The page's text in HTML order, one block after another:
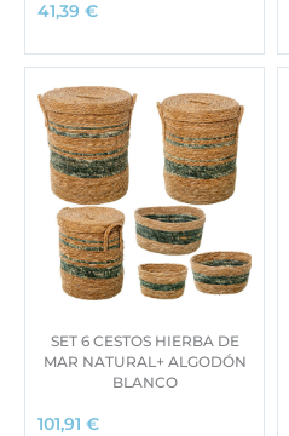
41,39 €
SET 6 CESTOS HIERBA DE
MAR NATURAL+ ALGODÓN
BLANCO
101,91 €